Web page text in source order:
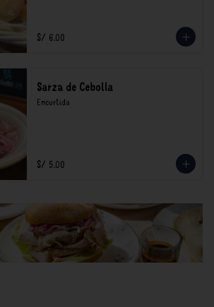
S/ 6.00
Sarza de Cebolla
Encurtida
S/ 5.00